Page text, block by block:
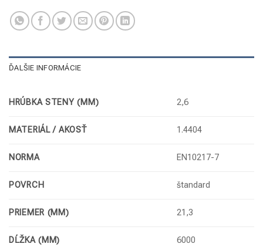
ĎALŠIE INFORMÁCIE
HRÚBKA STENY (MM) 2,6
MATERIÁL / AKOSŤ 1.4404
NORMA EN10217-7
POVRCH štandard
PRIEMER (MM) 21,3
DĹŽKA (MM) 6000